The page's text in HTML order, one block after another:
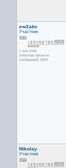
ew2abc
Участник
с янв 2009
Antennae Galaxies
Сообщений: 2800
Nikolay
Участник